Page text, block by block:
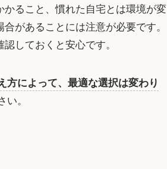
ること、慣れた自宅とは環境が変
があることには注意が必要です。
しておくと安心です。
方によって、最適な選択は変わり
。